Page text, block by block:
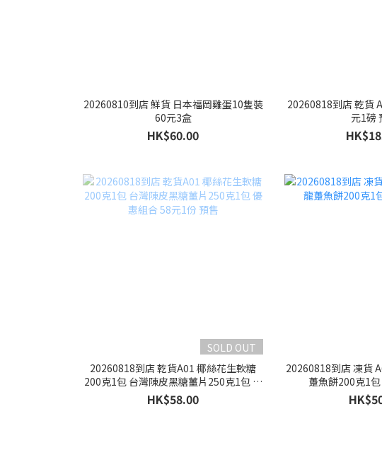
20260810到店 鮮貨 日本福岡雞蛋10隻裝
60元3盒
HK$60.00
20260818到店 乾貨
元1磅
SOLD OUT
20260818到店 乾貨A01 椰絲花生軟糖
200克1包 台灣陳皮黑糖薑片250克1包 優
惠組合 58元1份 預售
HK$58.00
20260818到店 凍貨
躉魚餅200克1